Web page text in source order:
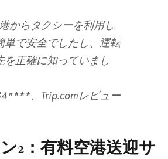
からタクシーを利用し
単で安全でしたし、運転
を正確に知っていまし
、Trip.comレビュー
2：有料空港送迎サ